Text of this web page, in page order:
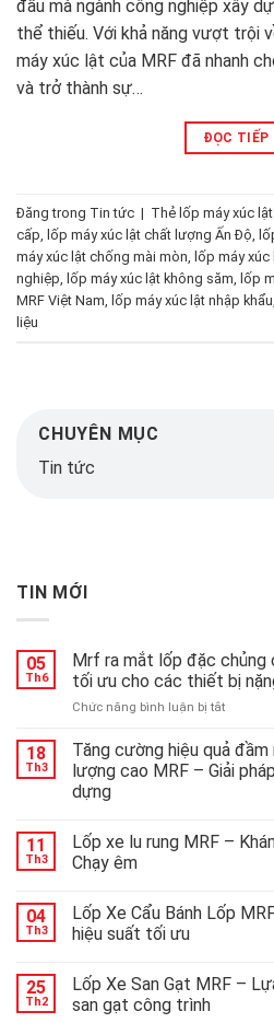
CHUYÊN MỤC
Tin tức
TIN MỚI
05
Th6
Mrf ra mắt lốp đặc chủng
tối ưu cho các thiết bị
Chức năng bình luận bị tắtở
ra
mắt
lốp
công
pháp
các
18
Th3
Tăng cường hiệu quả
lượng cao MRF – Giải
dựng
11
Th3
Lốp xe lu rung MRF –
Chạy êm
04
Th3
Lốp Xe Cẩu Bánh Lốp
hiệu suất tối ưu
25
Th2
Lốp Xe San Gạt MRF –
san gạt công trình
đầu mà ngành công nghiệp xây
thể thiếu. Với khả năng vượt trội
máy xúc lật của MRF đã nhanh
và trở thành sự…
ĐỌC TIẾP
Đăng trong Tin tức | Thẻ lốp máy xúc
cấp lốp máy xúc lật chất lượng Ấn Độ
máy xúc lật chống mài mòn lốp máy xúc
nghiệp lốp máy xúc lật không săm lốp
MRF Việt Nam lốp máy xúc lật nhập khẩu
liệu